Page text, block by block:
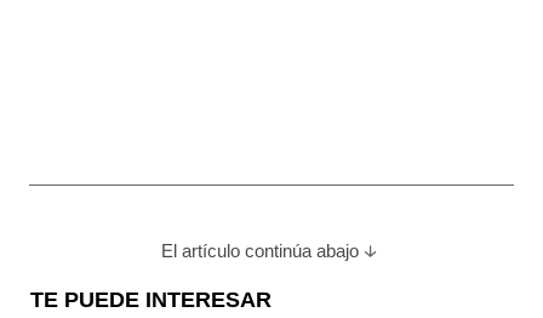
El artículo continúa abajo
TE PUEDE INTERESAR